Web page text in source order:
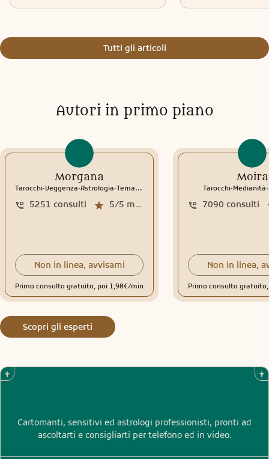
Tutti gli articoli
Autori in primo piano
Morgana
Tarocchi.Veggenza.Astrologia.Tema natale Interpretazione sogni
5/5 media recensioni
5251 consulti
Non in linea, avvisami
Primo consulto gratuito, poi 1,98€/min
Moira
Tarocchi.Medianità.
7090 consulti
Non in linea,
Primo consulto
Scopri gli esperti
Cartomanti, sensitivi ed astrologi professionisti, pronti ad
ascoltarti e consigliarti per telefono ed in video.